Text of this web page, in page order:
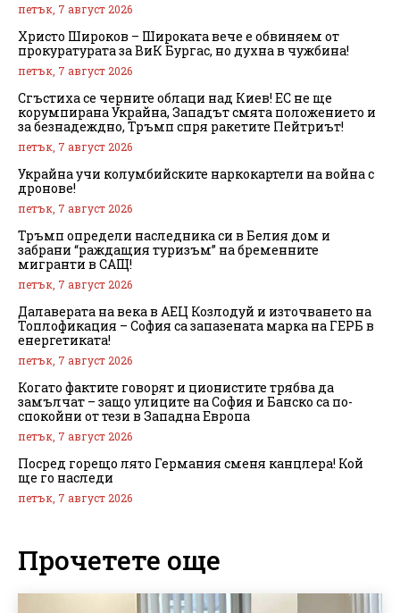
петък, 7 август 2026
Христо Широков – Широката вече е обвиняем от
прокуратурата за ВиК Бургас, но духна в чужбина!
петък, 7 август 2026
Сгъстиха се черните облаци над Киев! ЕС не ще
корумпирана Украйна, Западът смята положението и
за безнадеждно, Тръмп спря ракетите Пейтриът!
петък, 7 август 2026
Украйна учи колумбийските наркокартели на война с
дронове!
петък, 7 август 2026
Тръмп определи наследника си в Белия дом и
забрани “раждащия туризъм” на бременните
мигранти в САЩ!
петък, 7 август 2026
Далаверата на века в АЕЦ Козлодуй и източването на
Топлофикация – София са запазената марка на ГЕРБ в
енергетиката!
петък, 7 август 2026
Когато фактите говорят и ционистите трябва да
замълчат – защо улиците на София и Банско са по-
спокойни от тези в Западна Европа
петък, 7 август 2026
Посред горещо лято Германия сменя канцлера! Кой
ще го наследи
петък, 7 август 2026
Прочетете още